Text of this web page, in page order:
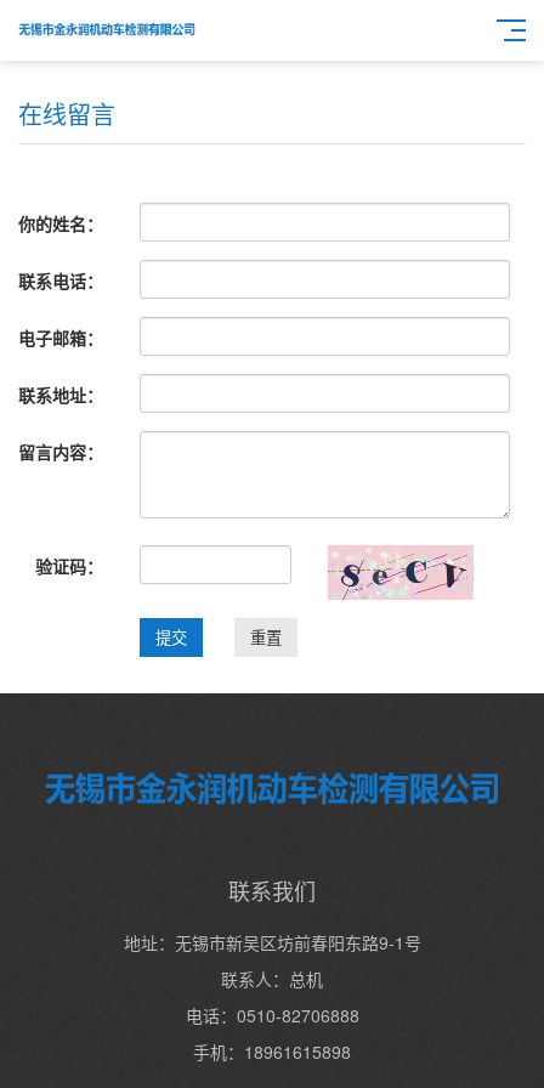
在线留言
你的姓名：
联系电话：
电子邮箱：
联系地址：
留言内容：
验证码：
联系我们
地址：无锡市新吴区坊前春阳东路9-1号
联系人：总机
电话：0510-82706888
手机：18961615898